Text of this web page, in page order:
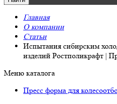
Главная
О компании
Статьи
Испытания сибирским
изделий Ростполикрафт |
Меню каталога
Пресс форма для